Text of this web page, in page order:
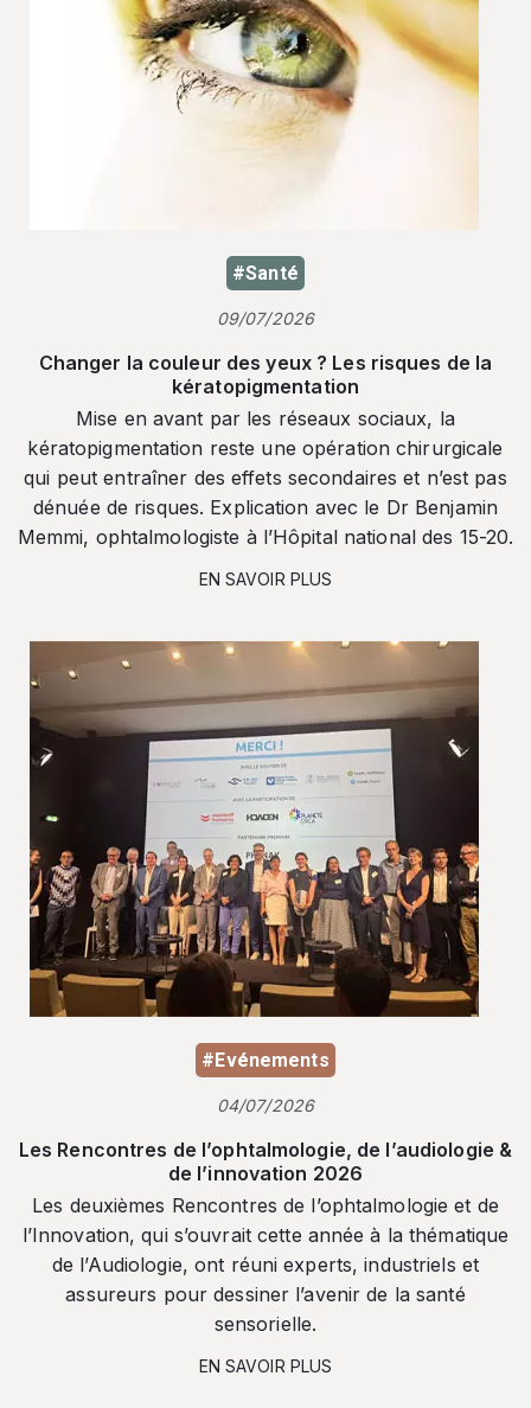
#Santé
09/07/2026
Changer la couleur des yeux ? Les risques de la
kératopigmentation
Mise en avant par les réseaux sociaux, la
kératopigmentation reste une opération chirurgicale
qui peut entraîner des effets secondaires et n’est pas
dénuée de risques. Explication avec le Dr Benjamin
Memmi, ophtalmologiste à l’Hôpital national des 15-20.
EN SAVOIR PLUS
#Evénements
04/07/2026
Les Rencontres de l’ophtalmologie, de l’audiologie &
de l’innovation 2026
Les deuxièmes Rencontres de l’ophtalmologie et de
l’Innovation, qui s’ouvrait cette année à la thématique
de l’Audiologie, ont réuni experts, industriels et
assureurs pour dessiner l’avenir de la santé
sensorielle.
EN SAVOIR PLUS